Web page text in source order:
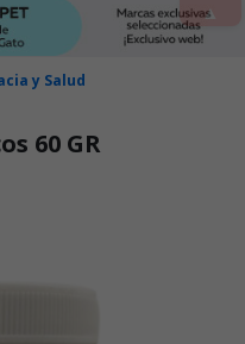
y Salud
60 GR